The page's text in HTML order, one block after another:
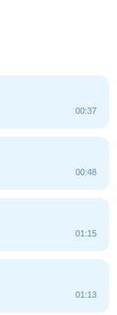
00:37
00:48
01:15
01:13